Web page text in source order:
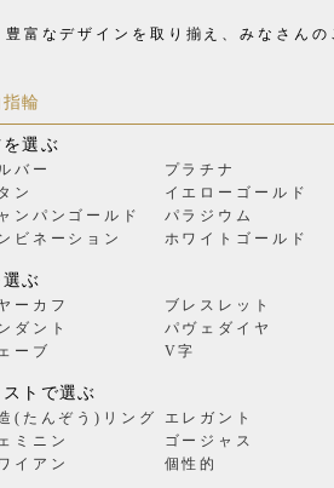
富なデザインを取り揃え、みなさんの
輪
選ぶ
バー プラチナ
ン
イエローゴールド
ンパンゴールド
パラジウム
ビネーション
ホワイトゴールド
ぶ
ーカフ ブレスレット
ダント
パヴェダイヤ
ーブ
V字
ストで選ぶ
(たんぞう)リング エレガント
ミニン
ゴージャス
イアン
個性的